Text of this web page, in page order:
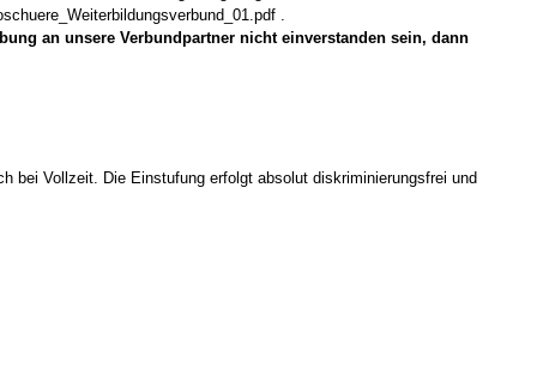
.
an unsere Verbundpartner nicht einverstanden sein, dann
bei Vollzeit. Die Einstufung erfolgt absolut diskriminierungsfrei und